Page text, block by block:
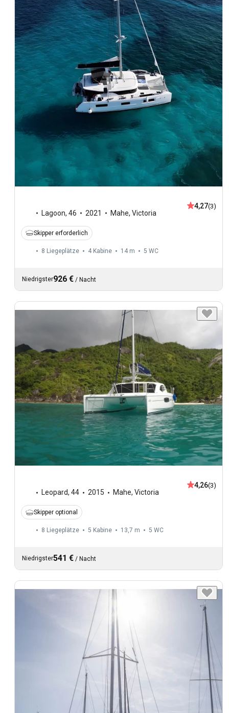
Lagoon, 46 2021 Mahe, Victoria
4,27(3)
Skipper erforderlich
8 Liegeplätze 4 Kabine 14 m 5 WC
Niedrigster926 € / Nacht
Leopard, 44 2015 Mahe, Victoria
4,26(3)
Skipper optional
8 Liegeplätze 5 Kabine 13,7 m 5 WC
Niedrigster541 € / Nacht